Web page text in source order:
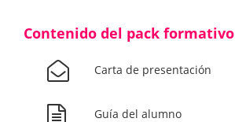
Contenido del pack formativo
Carta de presentación
Guía del alumno